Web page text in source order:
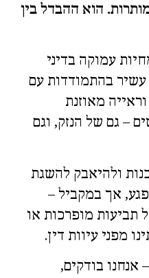
הוא ההבדל בין
עמוקה בדיני
עשיר בהתמודדות עם
מאוזנת
– גם של הנזק, וגם
ולהיאבק להשגת
אך במקביל –
תביעות מופרכות או
מפני עיוות דין.
אנחנו בודקים,